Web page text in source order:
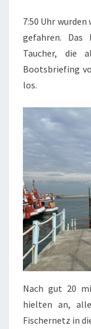
7:50 Uhr
gefahren.
Taucher, die
Bootsbriefing
los.
Nach gut 20
hielten an,
Fischernetz in